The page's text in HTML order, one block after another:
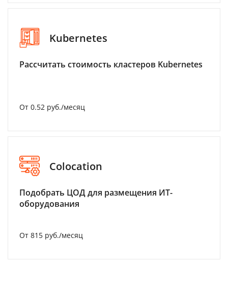
Kubernetes
Рассчитать стоимость кластеров Kubernetes
От 0.52 руб./месяц
Colocation
Подобрать ЦОД для размещения ИТ-
оборудования
От 815 руб./месяц